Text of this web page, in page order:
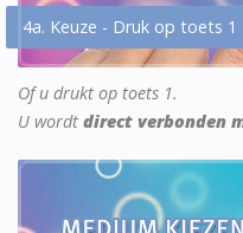
4a. Keuze - Druk op toets 1
Of u drukt op toets 1.
U wordt direct verbonden